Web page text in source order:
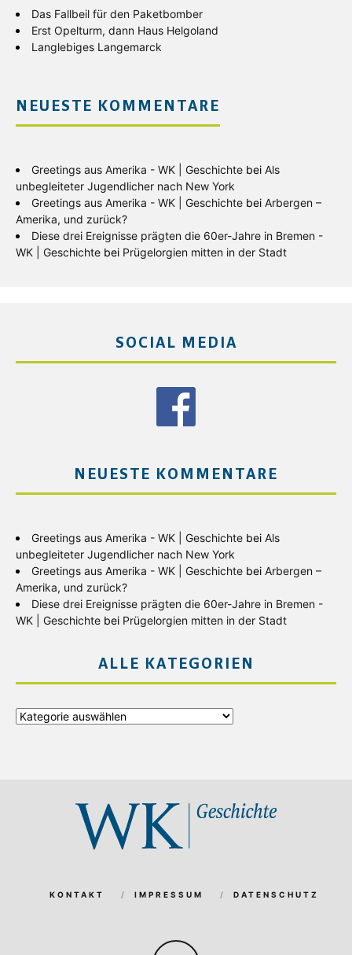
Das Fallbeil für den Paketbomber
Erst Opelturm, dann Haus Helgoland
Langlebiges Langemarck
NEUESTE KOMMENTARE
Greetings aus Amerika - WK | Geschichte bei Als
unbegleiteter Jugendlicher nach New York
Greetings aus Amerika - WK | Geschichte bei Arbergen –
Amerika, und zurück?
Diese drei Ereignisse prägten die 60er-Jahre in Bremen -
WK | Geschichte bei Prügelorgien mitten in der Stadt
SOCIAL MEDIA
NEUESTE KOMMENTARE
Greetings aus Amerika - WK | Geschichte bei Als
unbegleiteter Jugendlicher nach New York
Greetings aus Amerika - WK | Geschichte bei Arbergen –
Amerika, und zurück?
Diese drei Ereignisse prägten die 60er-Jahre in Bremen -
WK | Geschichte bei Prügelorgien mitten in der Stadt
ALLE KATEGORIEN
Alle
KONTAKT IMPRESSUM DATENSCHUTZ